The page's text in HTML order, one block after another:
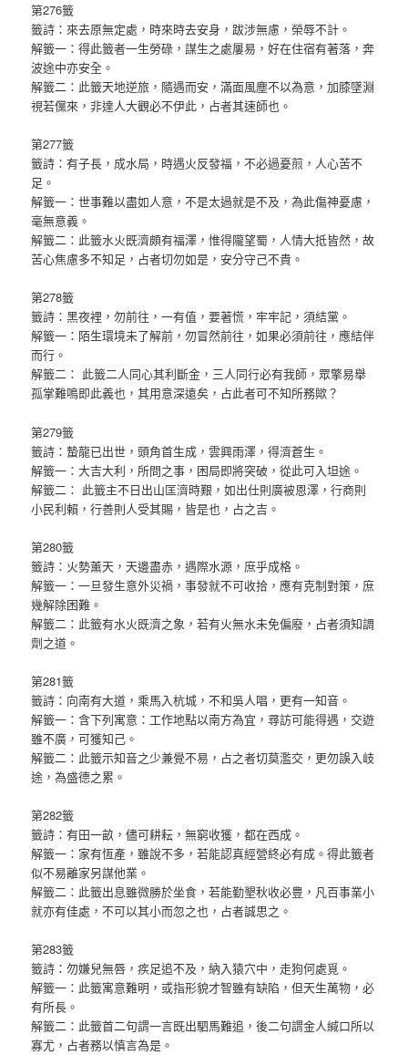
第276籤
籤詩：來去原無定處，時來時去安身，跋涉無慮，榮辱不計。
解籤一：得此籤者一生勞碌，謀生之處屢易，好在住宿有著落，奔
波途中亦安全。
解籤二：此籤天地逆旅，隨遇而安，滿面風塵不以為意，加膝墜淵
視若儻來，非達人大觀必不伊此，占者其速師也。
第277籤
籤詩：有子長，成水局，時遇火反發福，不必過憂煎，人心苦不
足。
解籤一：世事難以盡如人意，不是太過就是不及，為此傷神憂慮，
毫無意義。
解籤二：此籤水火既濟頗有福澤，惟得隴望蜀，人情大抵皆然，故
苦心焦慮多不知足，占者切勿如是，安分守己不貴。
第278籤
籤詩：黑夜裡，勿前往，一有值，要著慌，牢牢記，須結黨。
解籤一：陌生環境未了解前，勿冒然前往，如果必須前往，應結伴
而行。
解籤二： 此籤二人同心其利斷金，三人同行必有我師，眾擎易舉
孤掌難鳴即此義也，其用意深遠矣，占此者可不知所務歟？
第279籤
籤詩：蟄龍已出世，頭角首生成，雲興雨澤，得濟蒼生。
解籤一：大吉大利，所問之事，困局即將突破，從此可入坦途。
解籤二： 此籤主不日出山匡濟時艱，如出仕則廣被恩澤，行商則
小民利賴，行善則人受其賜，皆是也，占之吉。
第280籤
籤詩：火勢薰天，天邊盡赤，遇際水源，庶乎成格。
解籤一：一旦發生意外災禍，事發就不可收拾，應有克制對策，庶
幾解除困難。
解籤二：此籤有水火既濟之象，若有火無水未免偏廢，占者須知調
劑之道。
第281籤
籤詩：向南有大道，乘馬入杭城，不和吳人唱，更有一知音。
解籤一：含下列寓意：工作地點以南方為宜，尋訪可能得遇，交遊
雖不廣，可獲知己。
解籤二：此籤示知音之少兼覺不易，占之者切莫濫交，更勿誤入岐
途，為盛德之累。
第282籤
籤詩：有田一畝，儘可耕耘，無窮收獲，都在西成。
解籤一：家有恆產，雖說不多，若能認真經營終必有成。得此籤者
似不易離家另謀他業。
解籤二：此籤出息雖微勝於坐食，若能勤墾秋收必豊，凡百事業小
就亦有佳處，不可以其小而忽之也，占者誠思之。
第283籤
籤詩：勿嫌兒無唇，疾足追不及，納入猿穴中，走狗何處覓。
解籤一：此籤寓意難明，或指形貌才智雖有缺陷，但天生萬物，必
有所長。
解籤二：此籤首二句謂一言既出駟馬難追，後二句謂金人緘口所以
寡尤，占者務以慎言為是。